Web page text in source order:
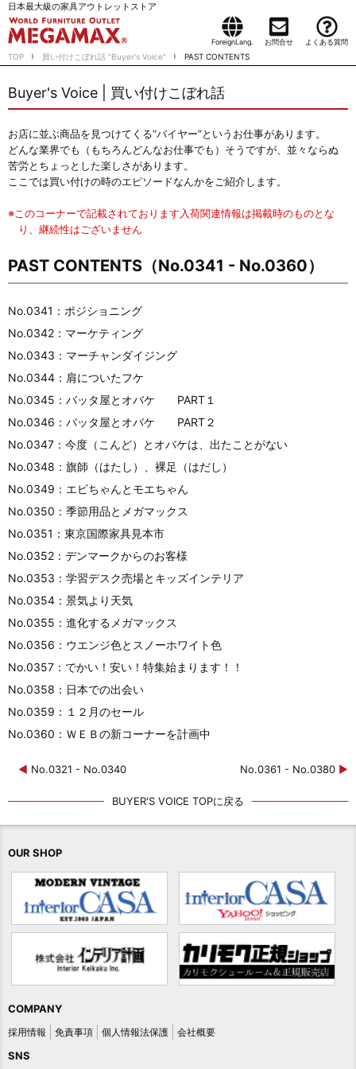
日本最大級の家具アウトレットストア
ForeignLang. お問合せ よくある質問
TOP 買い付けこぼれ話 "Buyer's Voice" PAST CONTENTS
Buyer's Voice | 買い付けこぼれ話
お店に並ぶ商品を見つけてくる“バイヤー”というお仕事があります。
どんな業界でも（もちろんどんなお仕事でも）そうですが、並々ならぬ
苦労とちょっとした楽しさがあります。
ここでは買い付けの時のエピソードなんかをご紹介します。
※このコーナーで記載されております入荷関連情報は掲載時のものとな
り、継続性はございません
PAST CONTENTS（No.0341 - No.0360）
No.0341：ポジショニング
No.0342：マーケティング
No.0343：マーチャンダイジング
No.0344：肩についたフケ
No.0345：バッタ屋とオバケ PART１
No.0346：バッタ屋とオバケ PART２
No.0347：今度（こんど）とオバケは、出たことがない
No.0348：旗師（はたし）、裸足（はだし）
No.0349：エビちゃんとモエちゃん
No.0350：季節用品とメガマックス
No.0351：東京国際家具見本市
No.0352：デンマークからのお客様
No.0353：学習デスク売場とキッズインテリア
No.0354：景気より天気
No.0355：進化するメガマックス
No.0356：ウエンジ色とスノーホワイト色
No.0357：でかい！安い！特集始まります！！
No.0358：日本での出会い
No.0359：１２月のセール
No.0360：ＷＥＢの新コーナーを計画中
◀ No.0321 - No.0340 No.0361 - No.0380 ▶
BUYER'S VOICE TOPに戻る
OUR SHOP
COMPANY
採用情報 免責事項 個人情報法保護 会社概要
SNS